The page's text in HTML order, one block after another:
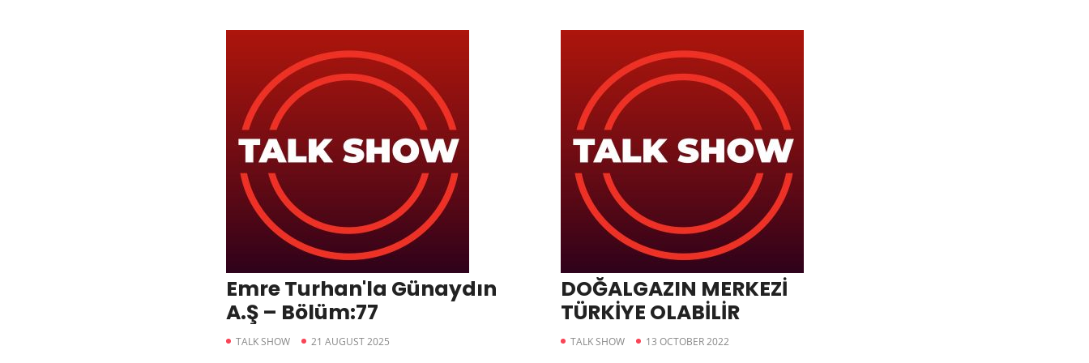
Emre Turhan'la Günaydın
A.Ş – Bölüm:77
TALK SHOW 21 AUGUST 2025
DOĞALGAZIN MERKEZİ
TÜRKİYE OLABİLİR
TALK SHOW 13 OCTOBER 2022